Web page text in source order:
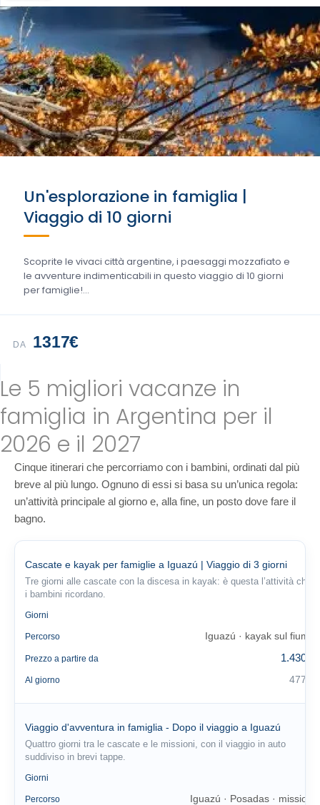
Un'esplorazione in famiglia |
Viaggio di 10 giorni
Scoprite le vivaci città argentine, i paesaggi mozzafiato e
le avventure indimenticabili in questo viaggio di 10 giorni
per famiglie!...
DA 1317€
Le 5 migliori vacanze in
famiglia in Argentina per il
2026 e il 2027
Cinque itinerari che percorriamo con i bambini, ordinati dal più
breve al più lungo. Ognuno di essi si basa su un’unica regola:
un’attività principale al giorno e, alla fine, un posto dove fare il
bagno.
Cascate e kayak per famiglie a Iguazú | Viaggio di 3 giorni
Tre giorni alle cascate con la discesa in kayak: è questa l’attività che
i bambini ricordano.
Giorni
Percorso Iguazú · kayak sul fiume
Prezzo a partire da 1.430 €
Al giorno 477 €
Viaggio d'avventura in famiglia - Dopo il viaggio a Iguazú
Quattro giorni tra le cascate e le missioni, con il viaggio in auto
suddiviso in brevi tappe.
Giorni
Percorso Iguazú · Posadas · missioni